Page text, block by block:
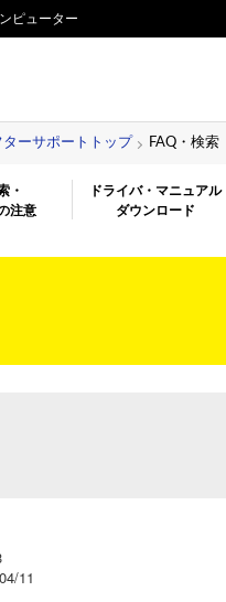
ピューター
ターサポートトップ FAQ・検索
・
注意
ドライバ・マニュアル
ダウンロード
11